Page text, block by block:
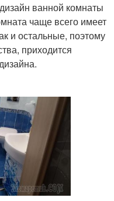
ванной комнаты
чаще всего имеет
и остальные, поэтому
приходится